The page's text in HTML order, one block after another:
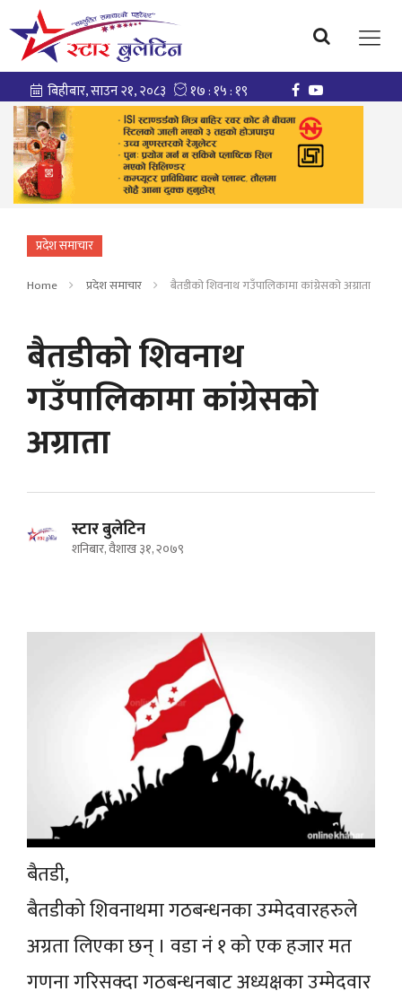
प्रदेश समाचार
Home प्रदेश समाचार बैतडीको शिवनाथ गउँपालिकामा कांग्रेसको अग्राता
बैतडीको शिवनाथ
गउँपालिकामा कांग्रेसको
अग्राता
स्टार बुलेटिन
शनिबार, वैशाख ३१, २०७९
बैतडी,
बैतडीको शिवनाथमा गठबन्धनका उम्मेदवारहरुले
अग्रता लिएका छन् । वडा नं १ को एक हजार मत
गणना गरिसक्दा गठबन्धनबाट अध्यक्षका उम्मेदवार